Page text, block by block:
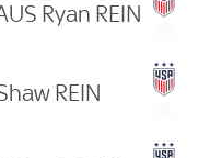
Ryan REIN
REIN